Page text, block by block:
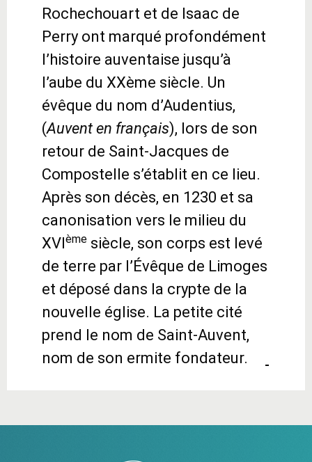
Rochechouart et de Isaac de
Perry ont marqué profondément
l’histoire auventaise jusqu’à
l’aube du XXème siècle. Un
évêque du nom d’Audentius,
(Auvent en français), lors de son
retour de Saint-Jacques de
Compostelle s’établit en ce lieu.
Après son décès, en 1230 et sa
canonisation vers le milieu du
XVIème siècle, son corps est levé
de terre par l’Évêque de Limoges
et déposé dans la crypte de la
nouvelle église. La petite cité
prend le nom de Saint-Auvent,
nom de son ermite fondateur.